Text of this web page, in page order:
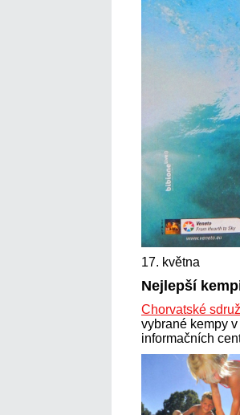
17. května
Nejlepší
Chorvatské
vybrané kempy
informačních